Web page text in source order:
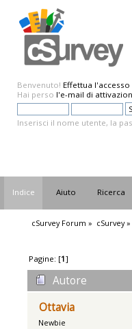
Benvenuto! Effettua l'accesso
Hai perso l'e-mail di
Inserisci il nome utente, la
Indice Aiuto Ricerca
cSurvey Forum » cSurvey»
Pagine: [1]
Autore
Ottavia
Newbie